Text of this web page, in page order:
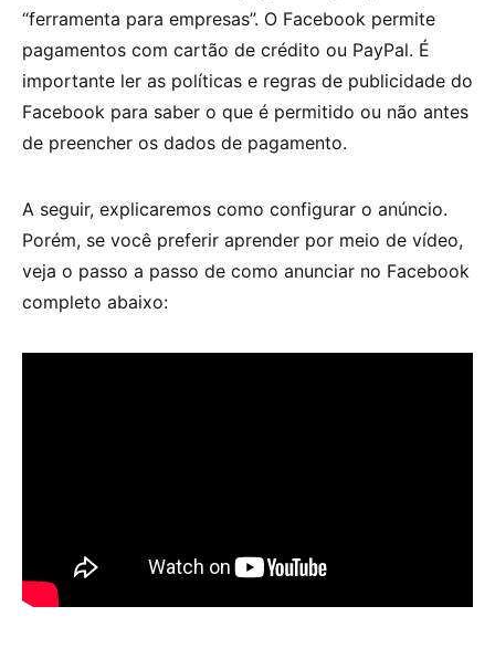
“ferramenta para empresas”. O Facebook permite
pagamentos com cartão de crédito ou PayPal. É
importante ler as políticas e regras de publicidade do
Facebook para saber o que é permitido ou não antes
de preencher os dados de pagamento.
A seguir, explicaremos como configurar o anúncio.
Porém, se você preferir aprender por meio de vídeo,
veja o passo a passo de como anunciar no Facebook
completo abaixo: